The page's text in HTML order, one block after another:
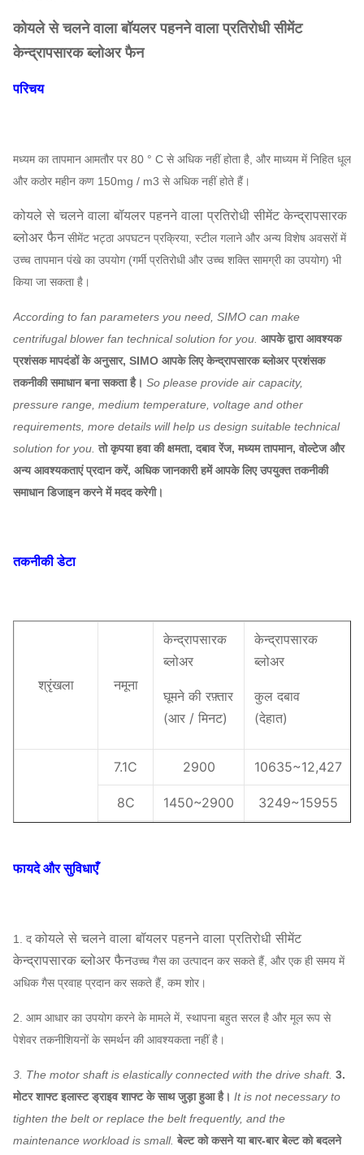
कोयले से चलने वाला बॉयलर पहनने वाला प्रतिरोधी सीमेंट
केन्द्रापसारक ब्लोअर फैन
परिचय
मध्यम का तापमान आमतौर पर 80 ° C से अधिक नहीं होता है, और माध्यम में निहित धूल
और कठोर महीन कण 150mg / m3 से अधिक नहीं होते हैं।
कोयले से चलने वाला बॉयलर पहनने वाला प्रतिरोधी सीमेंट केन्द्रापसारक
ब्लोअर फैनसीमेंट भट्ठा अपघटन प्रक्रिया, स्टील गलाने और अन्य विशेष अवसरों में
उच्च तापमान पंखे का उपयोग (गर्मी प्रतिरोधी और उच्च शक्ति सामग्री का उपयोग) भी
किया जा सकता है।
According to fan parameters you need, SIMO can make
centrifugal blower fan technical solution for you. आपके द्वारा आवश्यक
प्रशंसक मापदंडों के अनुसार, SIMO आपके लिए केन्द्रापसारक ब्लोअर प्रशंसक
तकनीकी समाधान बना सकता है। So please provide air capacity,
pressure range, medium temperature, voltage and other
requirements, more details will help us design suitable technical
solution for you. तो कृपया हवा की क्षमता, दबाव रेंज, मध्यम तापमान, वोल्टेज और
अन्य आवश्यकताएं प्रदान करें, अधिक जानकारी हमें आपके लिए उपयुक्त तकनीकी
समाधान डिजाइन करने में मदद करेगी।
तकनीकी डेटा
श्रृंखला नमूना
केन्द्रापसारक
ब्लोअर
घूमने की रफ़्तार
(आर / मिनट)
केन्द्रापसारक
ब्लोअर
कुल दबाव
(देहात)
9-08
7.1C 2900 10635~12,427
8C 1450~2900 3249~15955
12.5C 960~ 1450 3450~
14C 960~ 1450
16C 960~1450 5696~16250
फायदे और सुविधाएँ
1. द कोयले से चलने वाला बॉयलर पहनने वाला प्रतिरोधी सीमेंट
केन्द्रापसारक ब्लोअर फैनउच्च गैस का उत्पादन कर सकते हैं, और एक ही समय में
अधिक गैस प्रवाह प्रदान कर सकते हैं, कम शोर।
2. आम आधार का उपयोग करने के मामले में, स्थापना बहुत सरल है और मूल रूप से
पेशेवर तकनीशियनों के समर्थन की आवश्यकता नहीं है।
3. The motor shaft is elastically connected with the drive shaft. 3.
मोटर शाफ्ट इलास्ट ड्राइव शाफ्ट के साथ जुड़ा हुआ है। It is not necessary to
tighten the belt or replace the belt frequently, and the
maintenance workload is small. बेल्ट को कसने या बार-बार बेल्ट को बदलने